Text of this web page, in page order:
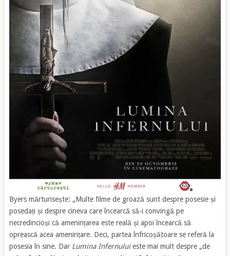
Byers mărturisește: „Multe filme de groază sunt despre posesie și
posedați și despre cineva care încearcă să-i convingă pe
necredincioși că amenințarea este reală și apoi încearcă să
oprească acea amenințare. Deci, partea înfricoșătoare se referă la
posesia în sine. Dar Lumina Infernuluieste mai mult despre „de